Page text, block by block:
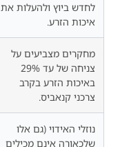
לחדש ביוץ ולהעלות את
איכות הזרע.
מחקרים מצביעים על
צניחה של עד 29%
באיכות הזרע בקרב
צרכני קנאביס.
נוזלי האידוי (גם אלו
שלכאורה אינם מכילים